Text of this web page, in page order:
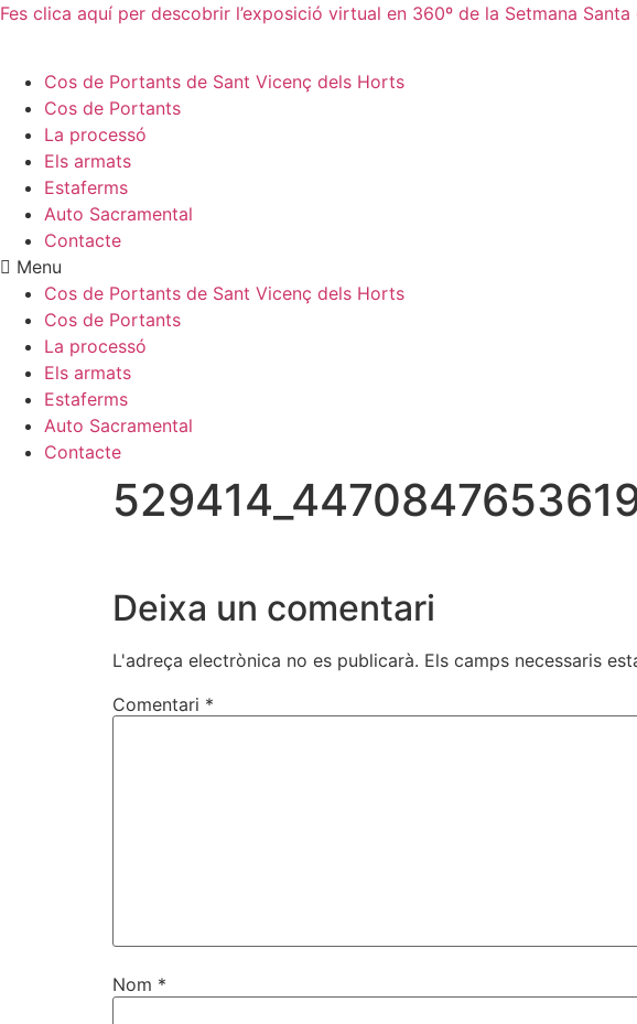
Vés
Fes clica aquí per descobrir l’exposició virtual en 360º de la Setmana
Cos de Portants de Sant Vicenç dels Horts
Cos de Portants
La processó
Els armats
Estaferms
Auto Sacramental
Contacte
Menu
Cos de Portants de Sant Vicenç dels Horts
Cos de Portants
La processó
Els armats
Estaferms
Auto Sacramental
Contacte
Deixa un comentari
L'adreça electrònica no es publicarà. Els camps necessaris
Comentari *
Nom *